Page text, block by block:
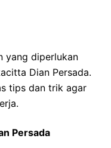
yang diperlukan
Dian Persada.
tips dan trik agar
Persada